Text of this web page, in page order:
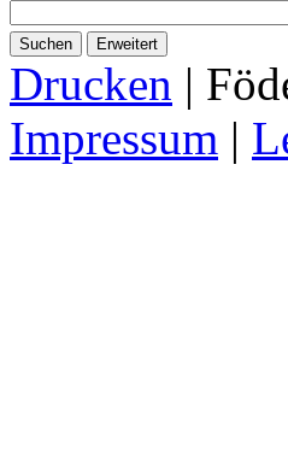
Suchen Erweitert
Drucken |
Impressum |